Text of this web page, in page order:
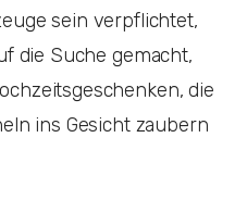
sein verpflichtet,
die Suche gemacht,
die
ins Gesicht zaubern